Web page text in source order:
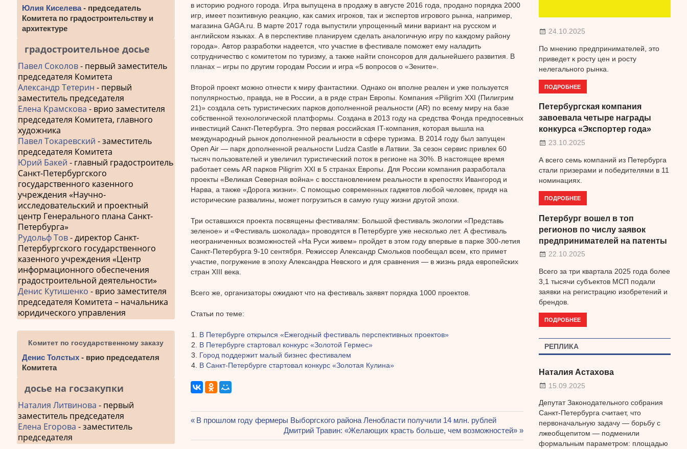
в историю родного города. Игра выпущена в продажу в августе 2016 года, продано порядка 2000
игр, имеет позитивную реакцию, как самих игроков, так и экспертов игрового рынка, например,
магазина GAGA.ru. В марте 2017 года выпустили упрощенный мини вариант на русском и
английском языках. А в перспективе планируем сделать аналогичную игру по каждому району
города». Автор разработки надеется, что участие в фестивале поможет ему наладить
сотрудничество с комитетом по туризму, а также найти спонсоров для дальнейшего развития. В
планах – игры по другим городам России и игра «5 вопросов о «Зените».
Второй проект можно отнести к миру фантастики. Однако он вполне реален и уже пользуется
популярностью, правда, не в России, а в ряде стран Европы. Компания «Piligrim XXI (Пилигрим
21)» создала сеть туристических парков дополненной реальности (AR) по всему миру на базе
собственной технологической платформы. Создана в 2013 году на средства Фонда предпосевных
инвестиций Санкт-Петербурга. Это первая российская IT-компания, которая вышла на
международный рынок дополненной реальности в сфере туризма. В 2014 году был запущен
Open Air — парк дополненной реальности Ludza Castle в Латвии. За сезон сервис привлек 60
тысяч пользователей и увеличил туристический поток в регионе на 30%. В настоящее время
работает семь AR парков Piligrim XXI в 5 странах Европы. Для России компания разработала
проекты «Великая Северная война» с восстановлением реальности в крепостях Ивангород и
Нарва, а также «Дорога жизни». С помощью современных гаджетов любой человек, придя на
исторические развалины, может погрузиться в самую гущу жизни другой эпохи.
Три оставшихся проекта посвящены фестивалям: Большой фестиваль экологии «Представь
зеленое» и «Фестиваль шоколада» проводятся в Петербурге уже несколько лет. А фестиваль
неограниченных возможностей «На Руси живем» пройдет в этом году впервые в парке 300-летия
Санкт-Петербурга 9-10 сентября. Режиссер Александр Смольков пообещал всем, кто примет
участие, погружение в эпоху Александра Невского и для сравнения — в жизнь ряда европейских
стран XIII века.
Всего же, организаторы ожидают что на фестиваль заявят порядка 1000 проектов.
Статьи по теме:
В Петербурге открылся «Ежегодный фестиваль перспективных проектов»
В Петербурге стартовал конкурс «Золотой Гермес»
Город поддержит малый бизнес фестивалем
В Санкт-Петербурге стартовал конкурс «Золотая Кулина»
Предыдущая
В прошлом году фермеры Выборгского района Ленобласти получили 14 млн. рублей
Следующая
запись:
Дмитрий Травин: «Желающих красть больше, чем возможностей»
Юлия Киселева- председатель
Комитета по градостроительству и
архитектуре
градостроительное досье
Павел Соколов- первый заместитель
председателя Комитета
Александр Тетерин - первый
заместитель председателя
Елена Крамскова - врио заместителя
председателя Комитета, главного
художника
Павел Токаревский - заместитель
председателя Комитета
Юрий Бакей - главный градостроитель
Санкт-Петербургского
государственного казенного
учреждения «Научно-
исследовательский и проектный
центр Генерального плана Санкт-
Петербурга»
Рудольф Тов- директор Санкт-
Петербургского государственного
казенного учреждения «Центр
информационного обеспечения
градостроительной деятельности»
Денис Кутишенко - врио заместителя
председателя Комитета – начальника
юридического управления
Комитет по государственному заказу
Денис Толстых - врио председателя
Комитета
досье на госзакупки
Наталия Литвинова - первый
заместитель председателя
Елена Егорова - заместитель
председателя
24.10.2025
По мнению предпринимателей, это
приведет к росту цен и росту
нелегального рынка.
ПОДРОБНЕЕ
Петербургская компания
завоевала четыре награды
конкурса «Экспортер года»
23.10.2025
А всего семь компаний из Петербурга
стали призерами и победителями в 11
номинациях.
ПОДРОБНЕЕ
Петербург вошел в топ
регионов по числу заявок
предпринимателей на патенты
22.10.2025
Всего за три квартала 2025 года более
3,1 тысячи субъектов МСП подали
заявки на регистрацию изобретений и
брендов.
ПОДРОБНЕЕ
РЕПЛИКА
Наталия Астахова
15.09.2025
Депутат Законодательного собрания
Санкт-Петербурга считает, что
первоначальную задачу — борьбу с
лжеобщепитом — подменили
формальным параметром: площадью